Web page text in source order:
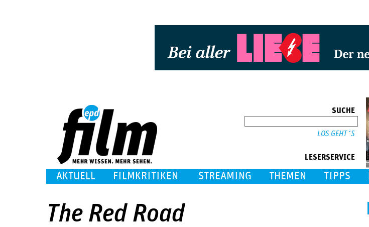
SUCHE
LESERSERVICE
AKTUELL FILMKRITIKEN STREAMING THEMEN TIPPS
The Red Road